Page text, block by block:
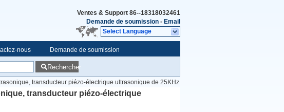
Ventes & Support 86--18318032461
Demande de soumission - Email
Select Language
nous Demande de soumission
Rechercher
transducteur piézo-électrique ultrasonique de 25KHz
transducteur piézo-électrique